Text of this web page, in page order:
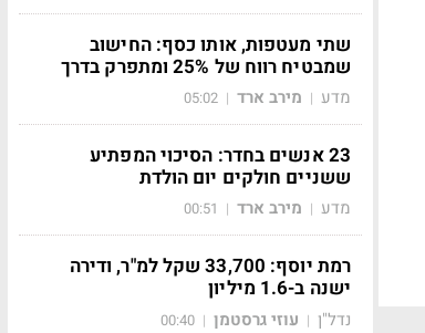
שתי מעטפות, אותו כסף: החישוב
שמבטיח רווח של 25% ומתפרק בדרך
מדע | מירב ארד |
05:02
23 אנשים בחדר: הסיכוי המפתיע
ששניים חולקים יום הולדת
מדע | מירב ארד |
00:51
רמת יוסף: 33,700 שקל למ"ר, ודירה
ישנה ב-1.6 מיליון
נדל"ן | עוזי גרסטמן |
00:40